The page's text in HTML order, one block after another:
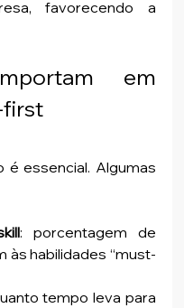
favorecendo a
em
first
essencial. Algumas
: porcentagem de
às habilidades “must-
tempo leva para